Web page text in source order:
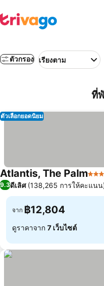
ตัวกรอง เรียงตาม
ที่
ตัวเลือกยอดนิยม
Atlantis, The Palm5 ด
9.3ดีเลิศ (138,265 การให้คะแนน
จาก ฿12,804
ดูราคาจาก 7 เว็บไซต์